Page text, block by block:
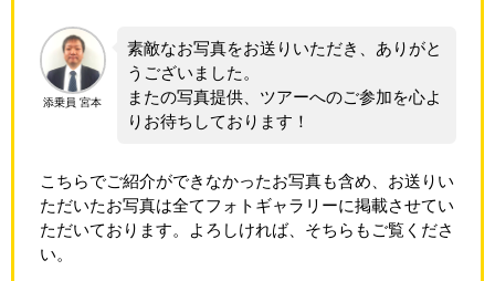
添乗員 宮本
素敵なお写真をお送りいただき、ありがと
うございました。
またの写真提供、ツアーへのご参加を心よ
りお待ちしております！
こちらでご紹介ができなかったお写真も含め、お送りい
ただいたお写真は全てフォトギャラリーに掲載させてい
ただいております。よろしければ、そちらもご覧くださ
い。